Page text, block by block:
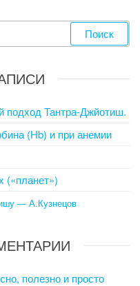
Тантра-Джйотиш.
(Hb) и при анемии
(«планет»)
— А.Кузнецов
полезно и просто